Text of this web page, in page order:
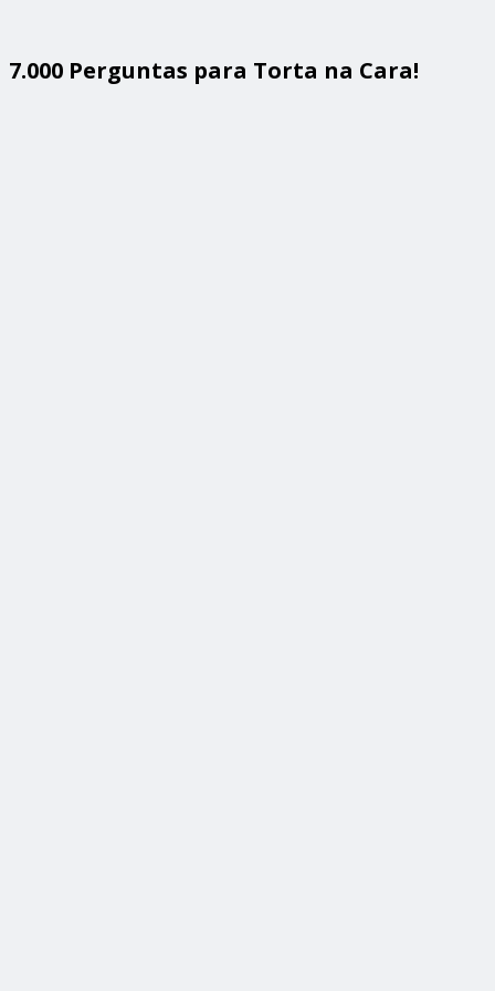
7.000 Perguntas para Torta na Cara!